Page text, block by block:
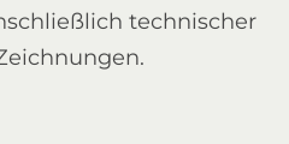
technischer